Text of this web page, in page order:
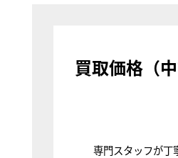
買取価格（
専門スタッフが丁